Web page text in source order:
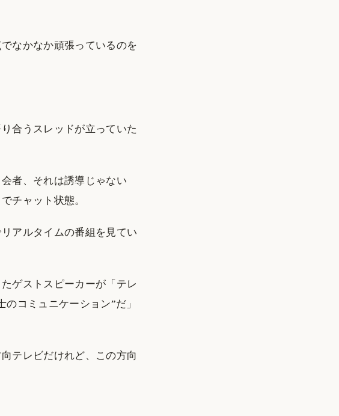
なかなか頑張っているのを
合うスレッドが立っていた
者、それは誘導じゃない
チャット状態。
アルタイムの番組を見てい
ゲストスピーカーが「テレ
コミュニケーション”だ」
テレビだけれど、この方向